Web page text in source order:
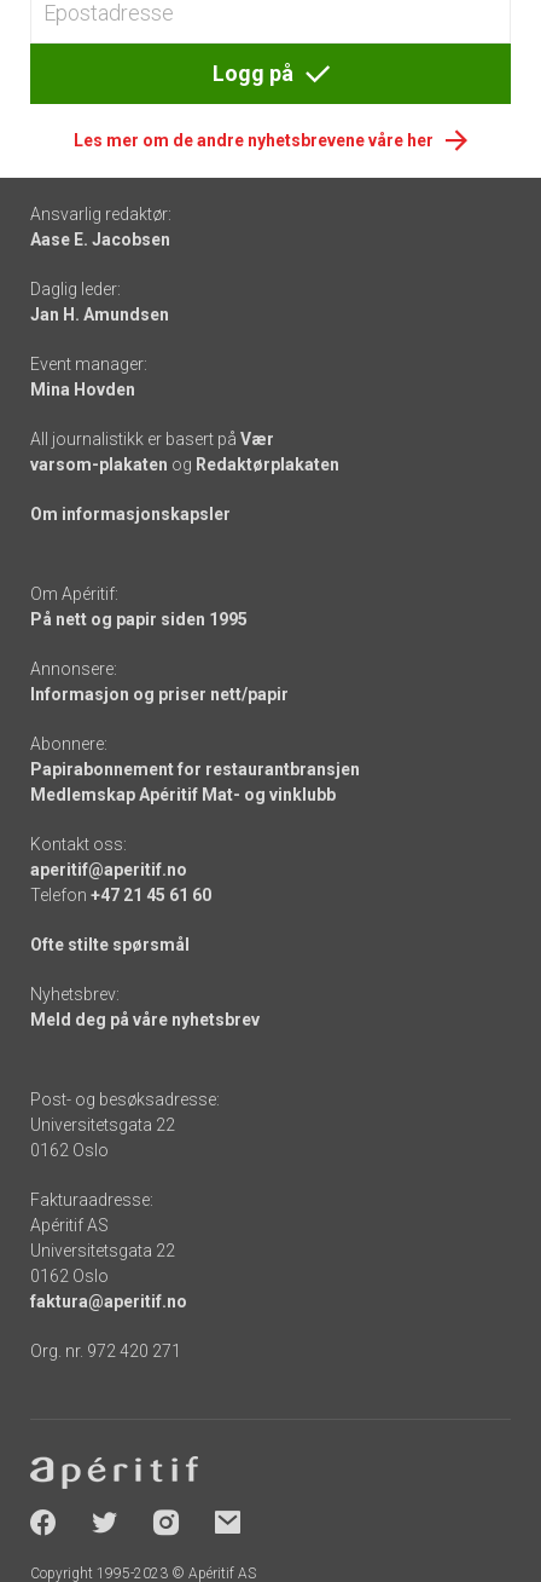
Logg på
Les mer om de andre nyhetsbrevene våre her
Footer
-
links
Ansvarlig redaktør:
Aase E. Jacobsen
Daglig leder:
Jan H. Amundsen
Event manager:
Mina Hovden
All journalistikk er basert på Vær
varsom-plakaten og Redaktørplakaten
Om informasjonskapsler
Om Apéritif:
På nett og papir siden 1995
Annonsere:
Informasjon og priser nett/papir
Abonnere:
Papirabonnement for restaurantbransjen
Medlemskap Apéritif Mat- og vinklubb
Kontakt oss:
aperitif@aperitif.no
Telefon +47 21 45 61 60
Ofte stilte spørsmål
Nyhetsbrev:
Meld deg på våre nyhetsbrev
Post- og besøksadresse:
Universitetsgata 22
0162 Oslo
Fakturaadresse:
Apéritif AS
Universitetsgata 22
0162 Oslo
faktura@aperitif.no
Org. nr. 972 420 271
-
socials
Copyright 1995-2023 © Apéritif AS